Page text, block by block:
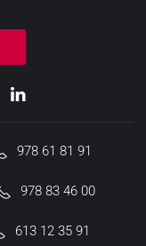
978 61 81 91
978 83 46 00
613 12 35 91